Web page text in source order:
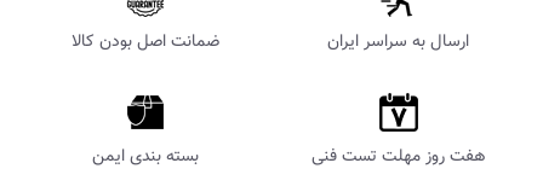
ارسال به سراسر ایران ضمانت اصل بودن کالا
هفت روز مهلت تست فنی بسته بندی ایمن